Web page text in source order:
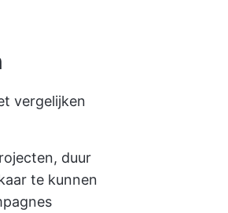
vergelijken
duur
te kunnen